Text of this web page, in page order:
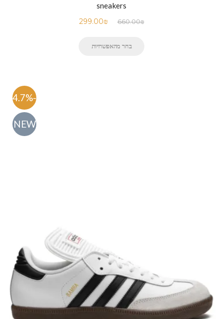
sneakers
660.00₪
299.00₪
בחר מהאפשרויות
-54.7%
NEW